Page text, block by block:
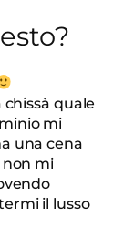
quale
mi
una cena
non mi
il lusso